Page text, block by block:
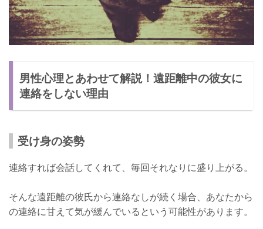
男性心理とあわせて解説！遠距離中の彼女に
連絡をしない理由
受け身の姿勢
連絡すれば会話してくれて、毎回それなりに盛り上がる。
そんな遠距離の彼氏から連絡なしが続く場合、あなたから
の連絡に甘えて気が緩んでいるという可能性があります。